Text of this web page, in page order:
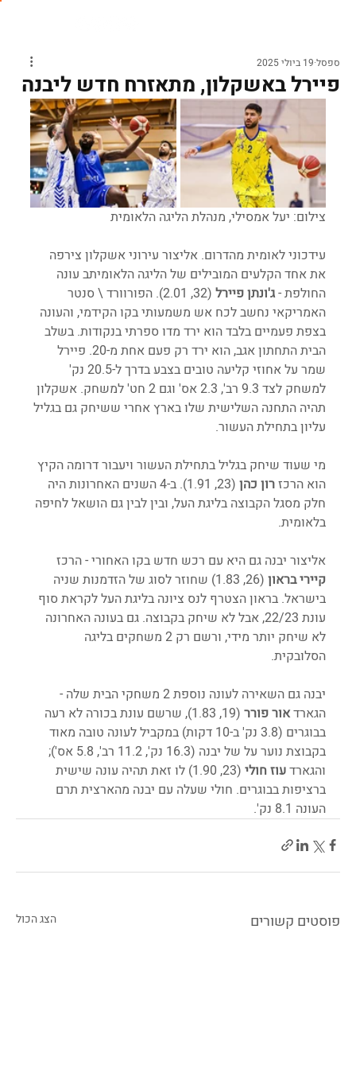
פיירל באשקלון, מתאזרח חדש ליבנה
ספסל 19 ביולי 2025
צילום: יעל אמסילי, מנהלת הליגה הלאומית
עידכוני לאומית מהדרום. אליצור עירוני אשקלון צירפה
את אחד הקלעים המובילים של הליגה הלאומיתב עונה
החולפת - ג'ונתן פיירל
(32, 2.01). הפורוורד \ סנטר
האמריקאי נחשב לכח אש משמעותי בקו הקידמי, והעונה
בצפת פעמיים בלבד הוא ירד מדו ספרתי בנקודות. בשלב
הבית התחתון אגב, הוא ירד רק פעם אחת מ-20. פיירל
שמר על אחוזי קליעה טובים בצבע בדרך ל-20.5 נק'
למשחק לצד 9.3 רב', 2.3 אס' וגם 2 חט' למשחק. אשקלון
תהיה התחנה השלישית שלו בארץ אחרי ששיחק גם בגליל
עליון בתחילת העשור.
מי שעוד שיחק בגליל בתחילת העשור ויעבור דרומה הקיץ
הוא הרכז רון כהן
(23, 1.91). ב-4 השנים האחרונות היה
חלק מסגל הקבוצה בליגת העל, ובין לבין גם הושאל לחיפה
בלאומית.
אליצור יבנה גם היא עם רכש חדש בקו האחורי - הרכז
קיירי בראון
(26, 1.83) שחוזר לסוג של הזדמנות שניה
בישראל. בראון הצטרף לנס ציונה בליגת העל לקראת סוף
עונת 22/23, אבל לא שיחק בקבוצה. גם בעונה האחרונה
לא שיחק יותר מידי, ורשם רק 2 משחקים בליגה
הסלובקית.
יבנה גם השאירה לעונה נוספת 2 משחקי הבית שלה -
הגארד אור פורר
(19, 1.83), שרשם עונת בכורה לא רעה
בבוגרים (3.8 נק' ב-10 דקות) במקביל לעונה טובה מאוד
בקבוצת נוער על של יבנה (16.3 נק', 11.2 רב', 5.8 אס');
והגארד עוז חולי
(23, 1.90) לו זאת תהיה עונה שישית
ברציפות בבוגרים. חולי שעלה עם יבנה מהארצית תרם
העונה 8.1 נק'.
פוסטים קשורים הצג הכול